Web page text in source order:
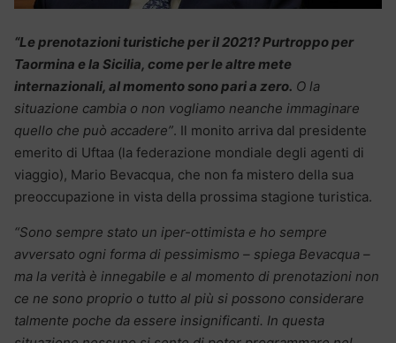
“Le prenotazioni turistiche per il 2021? Purtroppo per
Taormina e la Sicilia, come per le altre mete
internazionali, al momento sono pari a zero. O la
situazione cambia o non vogliamo neanche immaginare
quello che può accadere”. Il monito arriva dal presidente
emerito di Uftaa (la federazione mondiale degli agenti di
viaggio), Mario Bevacqua, che non fa mistero della sua
preoccupazione in vista della prossima stagione turistica.
“Sono sempre stato un iper-ottimista e ho sempre
avversato ogni forma di pessimismo – spiega Bevacqua –
ma la verità è innegabile e al momento di prenotazioni non
ce ne sono proprio o tutto al più si possono considerare
talmente poche da essere insignificanti. In questa